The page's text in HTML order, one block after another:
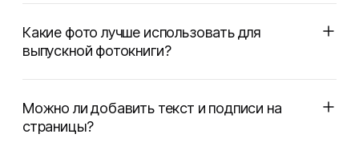
Какие фото лучше использовать для
выпускной фотокниги?
Можно ли добавить текст и подписи на
страницы?